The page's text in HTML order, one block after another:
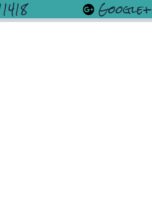
Google+